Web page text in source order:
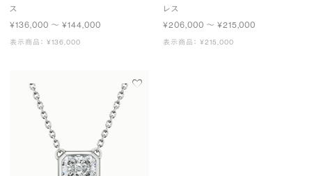
ス
¥136,000 〜 ¥144,000
表示商品： ¥136,000
レス
¥206,000 〜 ¥215,000
表示商品： ¥215,000